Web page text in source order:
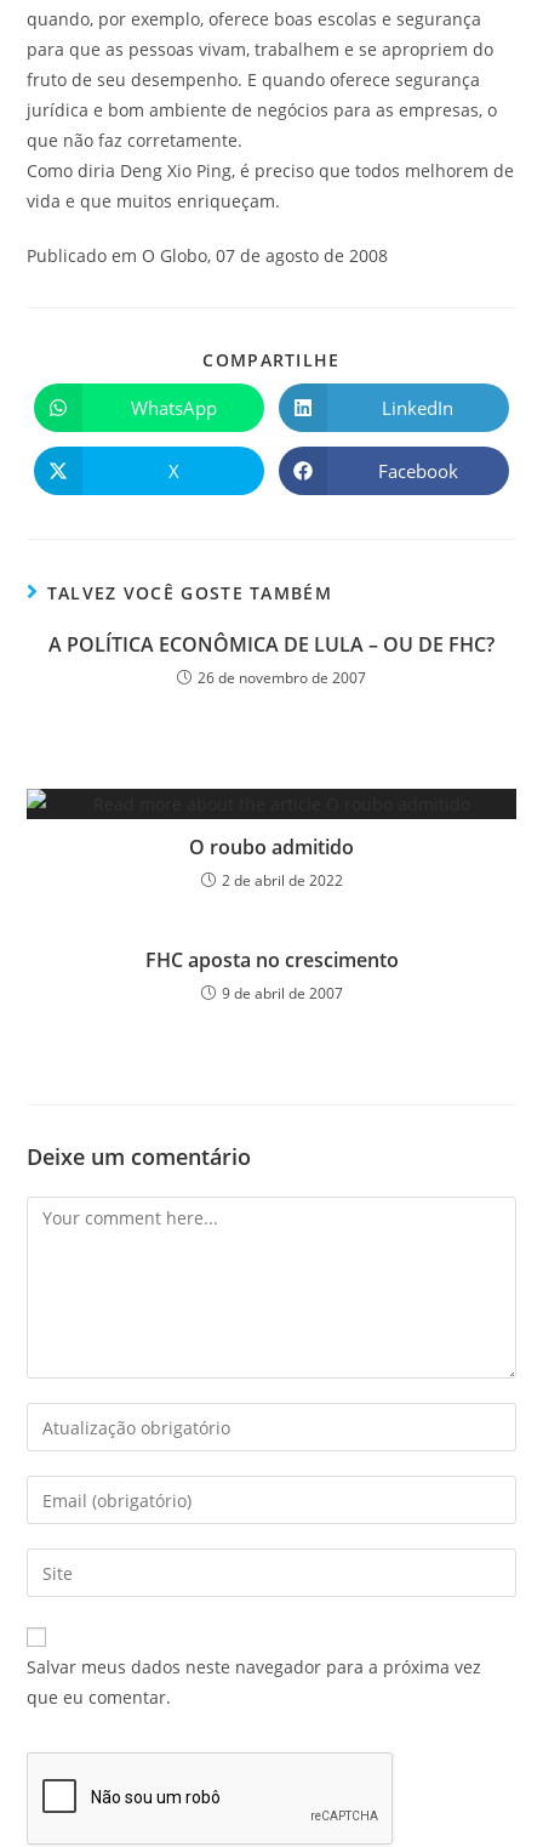
quando, por exemplo, oferece boas escolas e segurança
para que as pessoas vivam, trabalhem e se apropriem do
fruto de seu desempenho. E quando oferece segurança
jurídica e bom ambiente de negócios para as empresas, o
que não faz corretamente.
Como diria Deng Xio Ping, é preciso que todos melhorem de
vida e que muitos enriqueçam.
Publicado em O Globo, 07 de agosto de 2008
COMPARTILHE
WhatsApp LinkedIn
X Facebook
TALVEZ VOCÊ GOSTE TAMBÉM
A POLÍTICA ECONÔMICA DE LULA – OU DE FHC?
26 de novembro de 2007
O roubo admitido
2 de abril de 2022
FHC aposta no crescimento
9 de abril de 2007
Deixe um comentário
Salvar meus dados neste navegador para a próxima vez
que eu comentar.